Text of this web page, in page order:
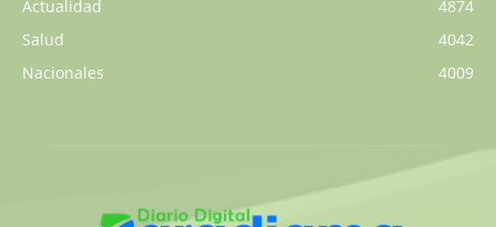
Actualidad
4874
Salud
4042
Nacionales
4009